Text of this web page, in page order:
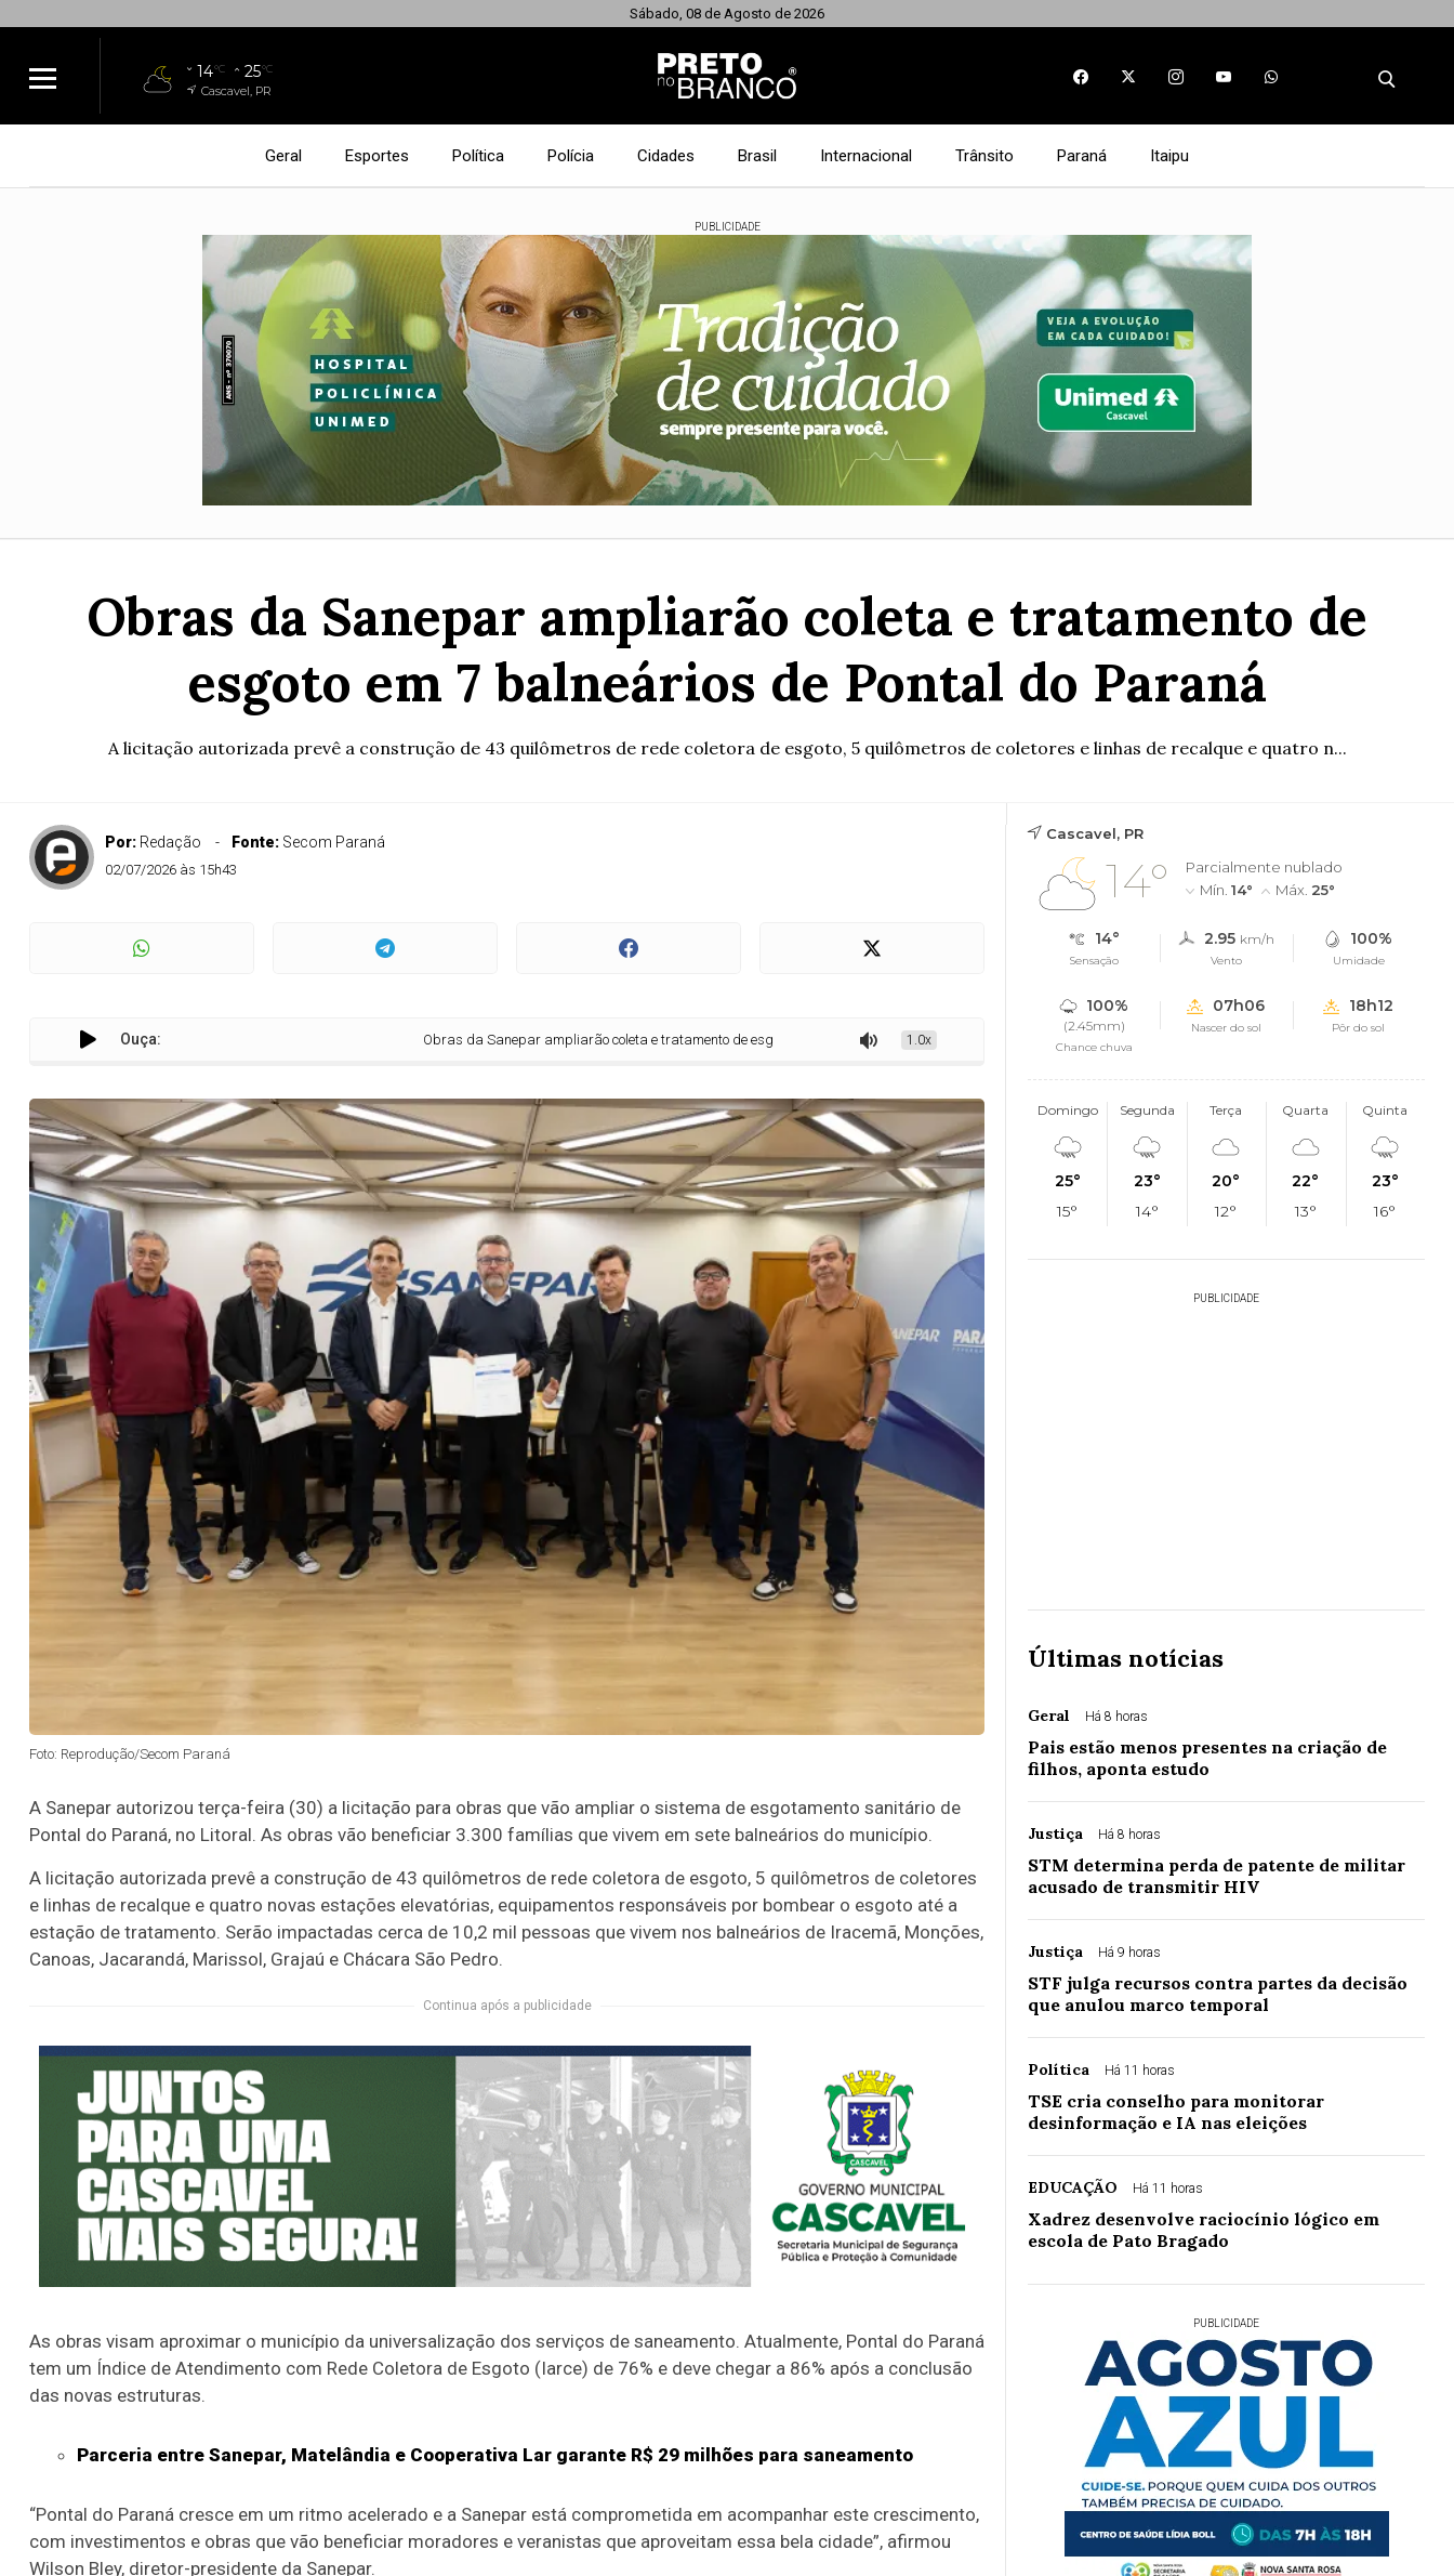
Sábado, 08 de Agosto de 2026
14°C 25°C
Cascavel, PR
Geral Esportes Política Polícia Cidades Brasil Internacional Trânsito Paraná Itaipu
PUBLICIDADE
Obras da Sanepar ampliarão coleta e tratamento de
esgoto em 7 balneários de Pontal do Paraná
A licitação autorizada prevê a construção de 43 quilômetros de rede coletora de esgoto, 5 quilômetros de coletores e linhas de recalque e quatro n...
Por: Redação Fonte: Secom Paraná
02/07/2026 às 15h43
Ouça: Obras da Sanepar ampliarão coleta e tratamento de esgoto em 7 balneários de Pontal do Paraná
1.0x
Foto: Reprodução/Secom Paraná
A Sanepar autorizou terça-feira (30) a licitação para obras que vão ampliar o sistema de esgotamento sanitário de
Pontal do Paraná, no Litoral. As obras vão beneficiar 3.300 famílias que vivem em sete balneários do município.
A licitação autorizada prevê a construção de 43 quilômetros de rede coletora de esgoto, 5 quilômetros de coletores
e linhas de recalque e quatro novas estações elevatórias, equipamentos responsáveis por bombear o esgoto até a
estação de tratamento. Serão impactadas cerca de 10,2 mil pessoas que vivem nos balneários de Iracemã, Monções,
Canoas, Jacarandá, Marissol, Grajaú e Chácara São Pedro.
Continua após a publicidade
As obras visam aproximar o município da universalização dos serviços de saneamento. Atualmente, Pontal do Paraná
tem um Índice de Atendimento com Rede Coletora de Esgoto (Iarce) de 76% e deve chegar a 86% após a conclusão
das novas estruturas.
Parceria entre Sanepar, Matelândia e Cooperativa Lar garante R$ 29 milhões para saneamento
“Pontal do Paraná cresce em um ritmo acelerado e a Sanepar está comprometida em acompanhar este crescimento,
com investimentos e obras que vão beneficiar moradores e veranistas que aproveitam essa bela cidade”, afirmou
Wilson Bley, diretor-presidente da Sanepar.
Cascavel, PR
14°
Parcialmente nublado
Mín. 14° Máx. 25°
14°
Sensação
2.95 km/h
Vento
100%
Umidade
100%
(2.45mm)
Chance chuva
07h06
Nascer do sol
18h12
Pôr do sol
Domingo
25°
15°
Segunda
23°
14°
Terça
20°
12°
Quarta
22°
13°
Quinta
23°
16°
PUBLICIDADE
Últimas notícias
Geral Há 8 horas
Pais estão menos presentes na criação de
filhos, aponta estudo
Justiça Há 8 horas
STM determina perda de patente de militar
acusado de transmitir HIV
Justiça Há 9 horas
STF julga recursos contra partes da decisão
que anulou marco temporal
Política Há 11 horas
TSE cria conselho para monitorar
desinformação e IA nas eleições
EDUCAÇÃO Há 11 horas
Xadrez desenvolve raciocínio lógico em
escola de Pato Bragado
PUBLICIDADE